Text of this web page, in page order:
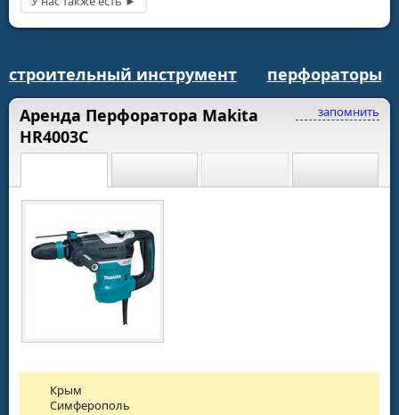
строительный инструмент перфораторы
запомнить
Аренда Перфоратора Makita
HR4003C
Крым
Симферополь